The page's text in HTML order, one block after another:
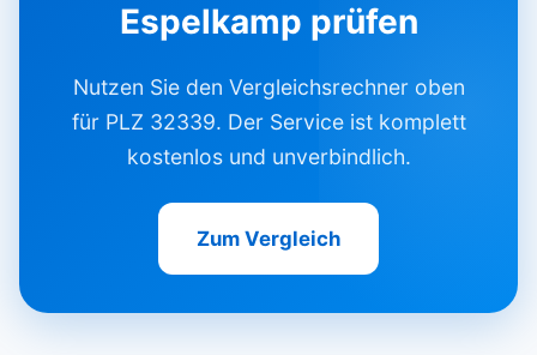
Espelkamp prüfen
Nutzen Sie den Vergleichsrechner oben
für PLZ 32339. Der Service ist komplett
kostenlos und unverbindlich.
Zum Vergleich